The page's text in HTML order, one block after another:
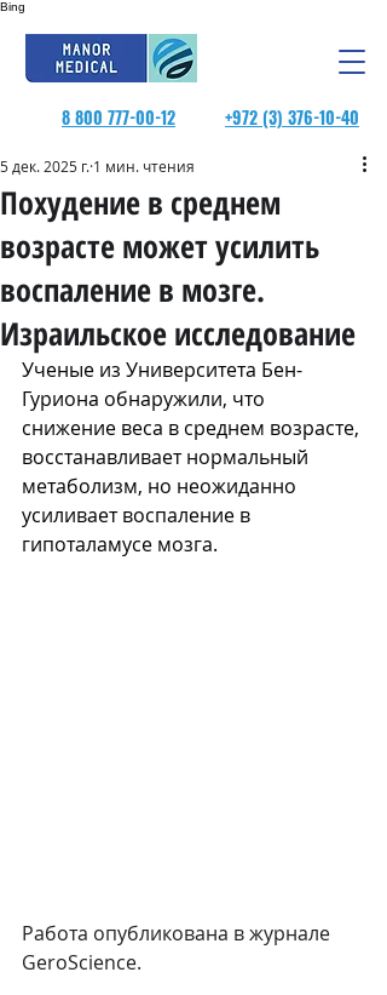
Bing
8 800 777-00-12 +972 (3) 376-10-40
Похудение в среднем
возрасте может усилить
воспаление в мозге.
Израильское исследование
5 дек. 2025 г. 1 мин. чтения
Ученые из Университета Бен-
Гуриона обнаружили, что
снижение веса в среднем возрасте,
восстанавливает нормальный
метаболизм, но неожиданно
усиливает воспаление в
гипоталамусе мозга.
Работа опубликована в журнале
GeroScience.